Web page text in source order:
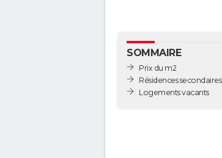
SOMMAIRE
Prix du m2
Résidences secondaires
Logements vacants